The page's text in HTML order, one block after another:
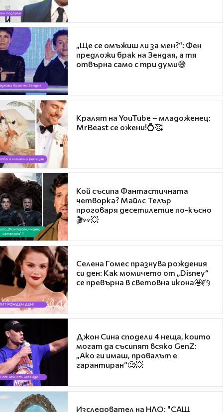
„Ще се омъжиш ли за мен?“: Фен
предложи брак на Зендая, а тя
отвърна само с три думи😅
Кралят на YouTube – младоженец:
MrBeast се ожени!💍🥰
Кой съсипа Фантастичната
четворка? Майлс Телър
проговаря десетилетие по-късно
🎬👀💥
Селена Гомес празнува рождения
си ден: Как момичето от „Disney“
се превърна в световна икона🤩🎂
Джон Сина сподели 4 неща, които
могат да съсипят всяко GenZ:
„Ако ги имаш, провалът е
гарантиран“🧐💥
Изследовател на НЛО: "САЩ